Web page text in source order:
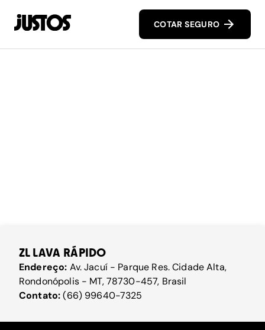
COTAR SEGURO
ZL LAVA RÁPIDO
Endereço: Av. Jacuí - Parque Res. Cidade Alta,
Rondonópolis - MT, 78730-457, Brasil
Contato:(66) 99640-7325